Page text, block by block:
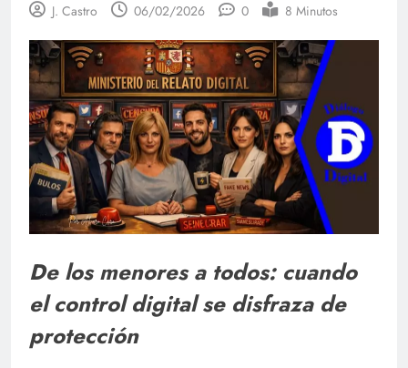
J. Castro 06/02/2026 0 8 Minutos
De los menores a todos: cuando
el control digital se disfraza de
protección